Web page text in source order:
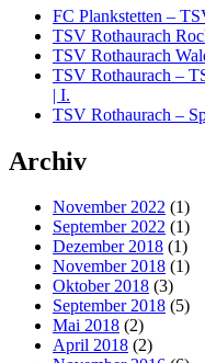
FC Plankstetten –
TSV Rothaurach
TSV Rothaurach
TSV Rothaurach –
| I.
TSV Rothaurach –
Archiv
November 2022 (1)
September 2022 (1)
Dezember 2018 (1)
November 2018 (1)
Oktober 2018 (3)
September 2018 (5)
Mai 2018 (2)
April 2018 (2)